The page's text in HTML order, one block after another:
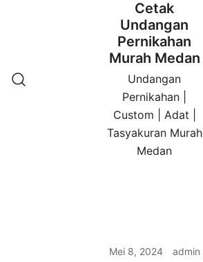
Cetak
Undangan
Pernikahan
Murah Medan
Undangan
Pernikahan |
Custom | Adat |
Tasyakuran Murah
Medan
Mei 8, 2024 admin